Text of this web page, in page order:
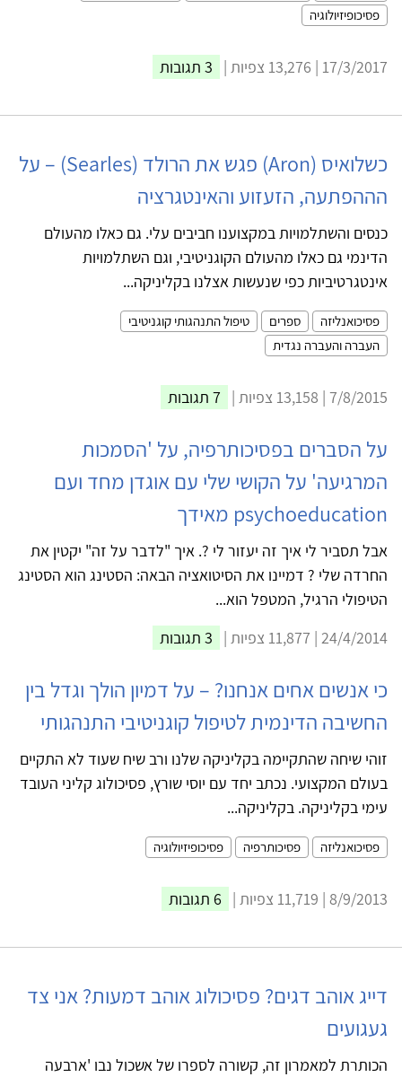
פסיכופיזיולוגיה
17/3/2017 | 13,276 צפיות | 3 תגובות
כשלואיס (Aron) פגש את הרולד (Searles) – על
הההפתעה, הזעזוע והאינטגרציה
כנסים והשתלמויות במקצוענו חביבים עלי. גם כאלו מהעולם
הדינמי גם כאלו מהעולם הקוגניטיבי, וגם השתלמויות
אינטגרטיביות כפי שנעשות אצלנו בקליניקה...
פסיכואנליזה ספרים
טיפול התנהגותי קוגניטיבי
העברה והעברה נגדית
7/8/2015 | 13,158 צפיות | 7 תגובות
על הסברים בפסיכותרפיה, על 'הסמכות
המרגיעה' על הקושי שלי עם אוגדן מחד ועם
psychoeducation מאידך
אבל תסביר לי איך זה יעזור לי ?. איך "לדבר על זה" יקטין את
החרדה שלי ? דמיינו את הסיטואציה הבאה: הסטינג הוא הסטינג
הטיפולי הרגיל, המטפל הוא...
24/4/2014 | 11,877 צפיות |
3 תגובות
כי אנשים אחים אנחנו? – על דמיון הולך וגדל בין
החשיבה הדינמית לטיפול קוגניטיבי התנהגותי
זוהי שיחה שהתקיימה בקליניקה שלנו ורב שיח שעוד לא התקיים
בעולם המקצועי. נכתב יחד עם יוסי שורץ, פסיכולוג קליני העובד
עימי בקליניקה. בקליניקה...
פסיכואנליזה פסיכותרפיה פסיכופיזיולוגיה
8/9/2013 | 11,719 צפיות | 6 תגובות
דייג אוהב דגים? פסיכולוג אוהב דמעות? אני צד
געגועים
הכותרת למאמרון זה, קשורה לספרו של אשכול נבו 'ארבעה